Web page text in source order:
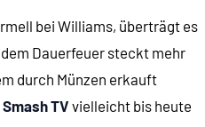
bei Williams, überträgt es
Dauerfeuer steckt mehr
durch Münzen erkauft
Smash TV vielleicht bis heute